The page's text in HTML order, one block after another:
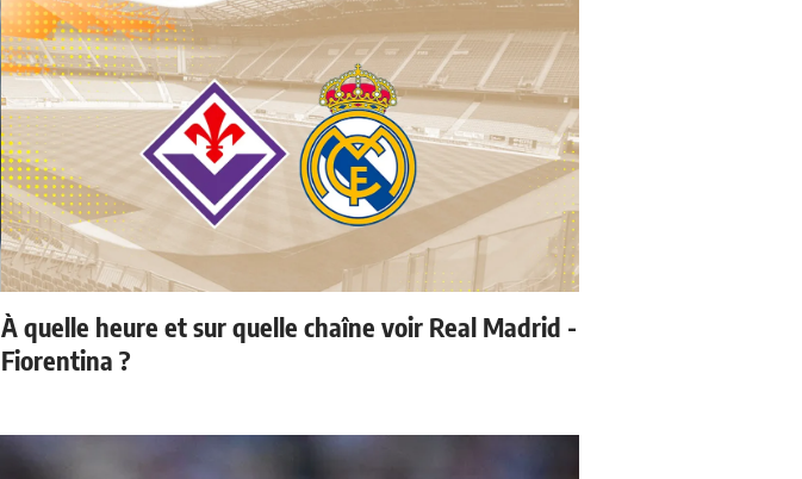
À quelle heure et sur quelle chaîne voir Real Madrid -
Fiorentina ?